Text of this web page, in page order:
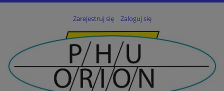
Zarejestruj się Zaloguj się